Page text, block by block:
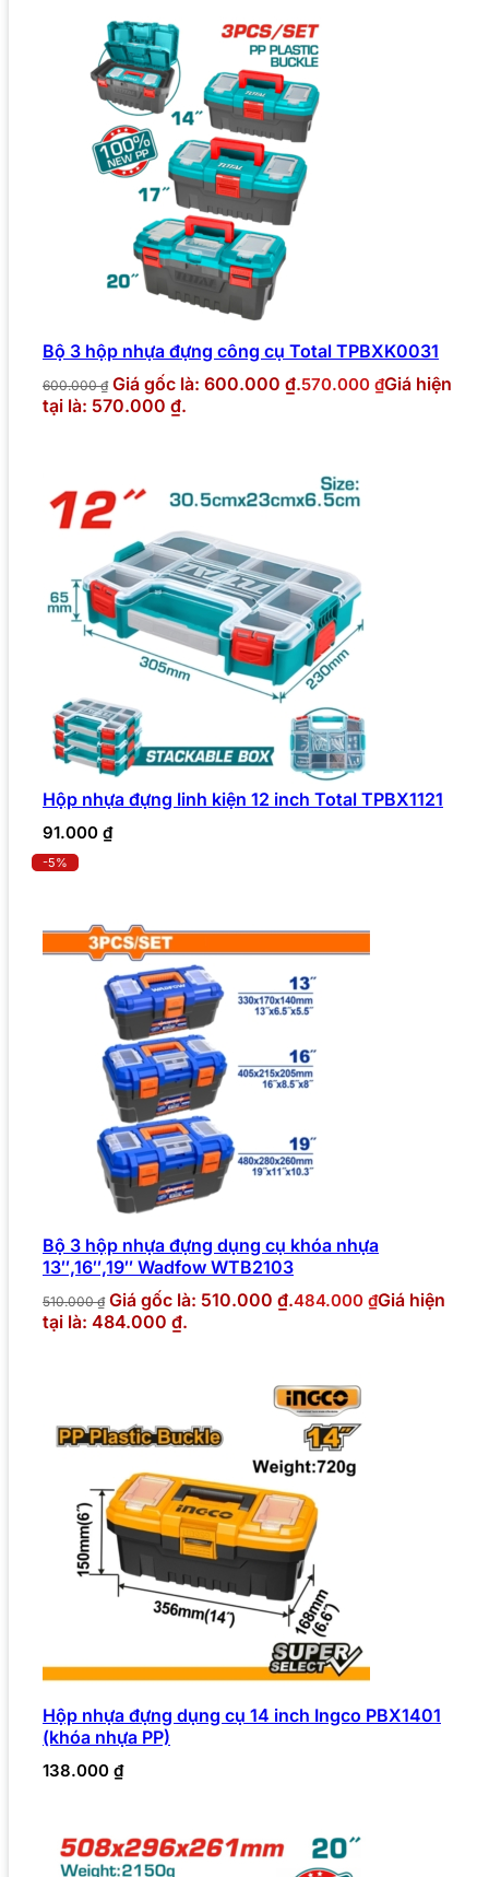
Bộ 3 hộp nhựa đựng công cụ Total TPBXK0031
600.000₫ Giá gốc là: 600.000 ₫.570.000 ₫Giá hiện
tại là: 570.000 ₫.
Hộp nhựa đựng linh kiện 12 inch Total TPBX1121
91.000 ₫
-5%
Bộ 3 hộp nhựa đựng dụng cụ khóa nhựa
13″,16″,19″ Wadfow WTB2103
510.000₫ Giá gốc là: 510.000 ₫.484.000 ₫Giá hiện
tại là: 484.000 ₫.
Hộp nhựa đựng dụng cụ 14 inch Ingco PBX1401
(khóa nhựa PP)
138.000 ₫